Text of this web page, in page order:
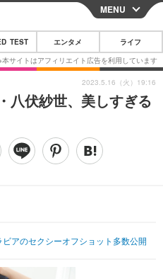
CLOSE
スマートフォン
その他
映画・ドラマ
ブログ
MENU
TEST エンタメ ライフ
八伏紗世、美しすぎる
アのセクシーオフショット多数公開
2023.5.16（火）19:16